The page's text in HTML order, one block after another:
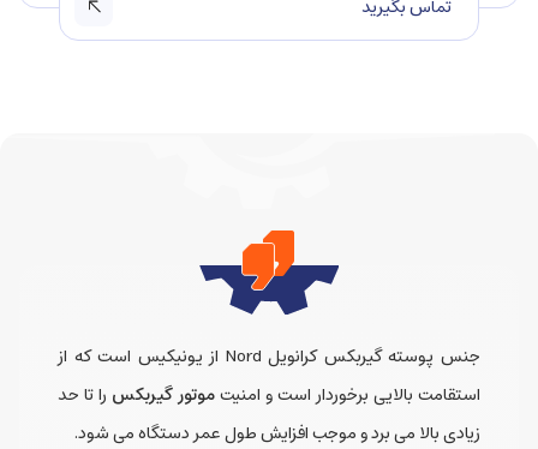
تماس بگیرید
جنس پوسته گیربکس کرانویل Nord از یونیکیس است که از
استقامت بالایی برخوردار است و امنیتموتور گیربکس را تا حد
زیادی بالا می برد و موجب افزایش طول عمر دستگاه می شود.